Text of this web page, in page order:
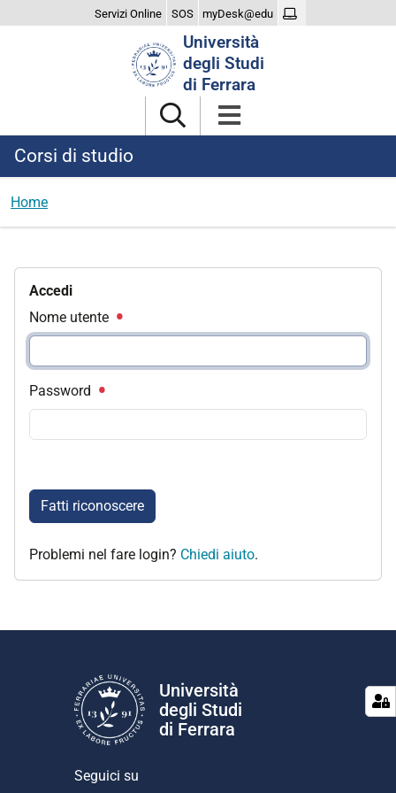
Servizi Online SOS myDesk@edu
Università
degli Studi
di Ferrara
Corsi di studio
Home
Accedi
Nome utente
Password
Fatti riconoscere
Problemi nel fare login? Chiedi aiuto.
Università
degli Studi
di Ferrara
Seguici su